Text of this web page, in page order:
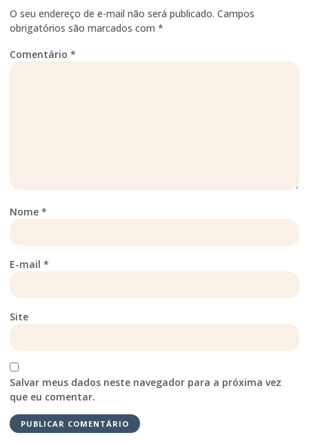
O seu endereço de e-mail não será publicado. Campos
obrigatórios são marcados com *
Comentário *
Nome *
E-mail *
Site
Salvar meus dados neste navegador para a próxima vez
que eu comentar.